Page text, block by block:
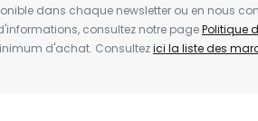
dans chaque newsletter ou en nous
consultez notre pagePolitique
d'achat. Consultezici la liste des